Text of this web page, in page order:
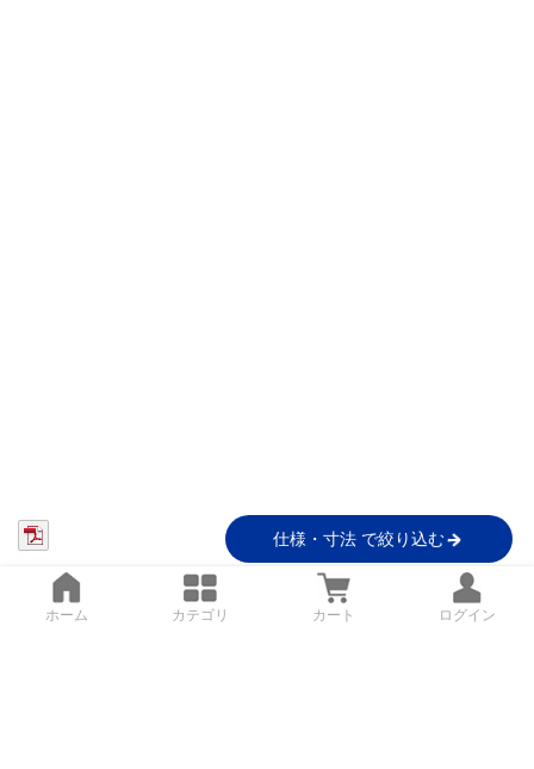
仕様・寸法 で絞り込む
ホーム カテゴリ カート ログイン